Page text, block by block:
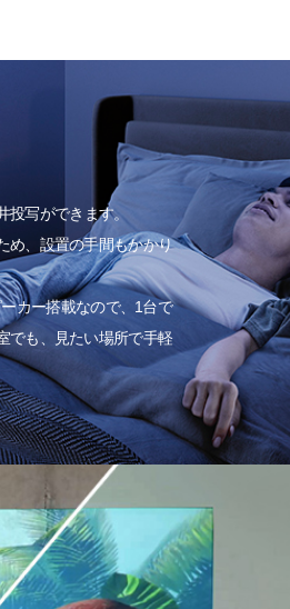
投写ができます。
め、設置の手間もかかり
カー搭載なので、1台で
でも、見たい場所で手軽